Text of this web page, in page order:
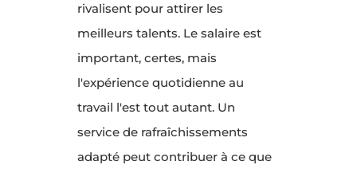
rivalisent pour attirer les
meilleurs talents. Le salaire est
important, certes, mais
l'expérience quotidienne au
travail l'est tout autant. Un
service de rafraîchissements
adapté peut contribuer à ce que